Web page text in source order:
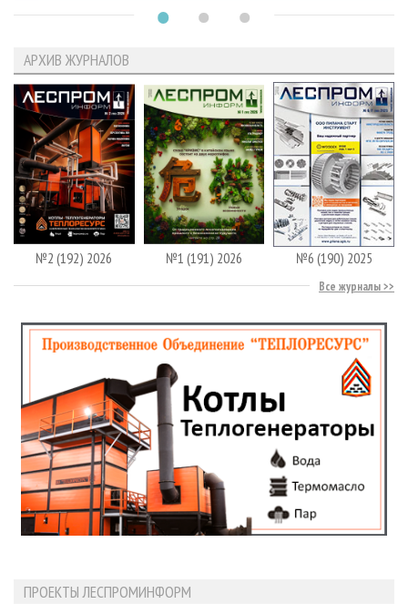
АРХИВ ЖУРНАЛОВ
№2 (192) 2026 №1 (191) 2026 №6 (190) 2025
Все журналы
ПРОЕКТЫ ЛЕСПРОМИНФОРМ